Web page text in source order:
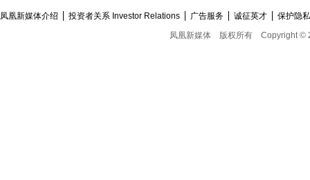
凤凰新媒体介绍 投资者关系 Investor Relations 广告服务 诚征英才
保护隐
凤凰新媒体
版权所有 Copyright ©